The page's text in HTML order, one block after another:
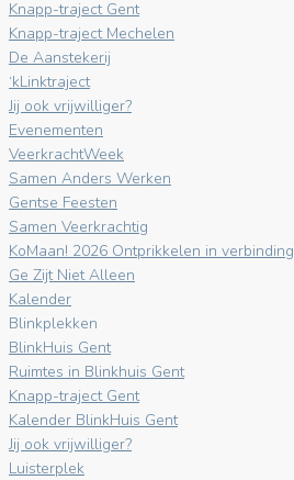
Knapp-traject Gent
Knapp-traject Mechelen
De Aanstekerij
‘kLinktraject
Jij ook vrijwilliger?
Evenementen
VeerkrachtWeek
Samen Anders Werken
Gentse Feesten
Samen Veerkrachtig
KoMaan! 2026 Ontprikkelen in verbinding
Ge Zijt Niet Alleen
Kalender
Blinkplekken
BlinkHuis Gent
Ruimtes in Blinkhuis Gent
Knapp-traject Gent
Kalender BlinkHuis Gent
Jij ook vrijwilliger?
Luisterplek